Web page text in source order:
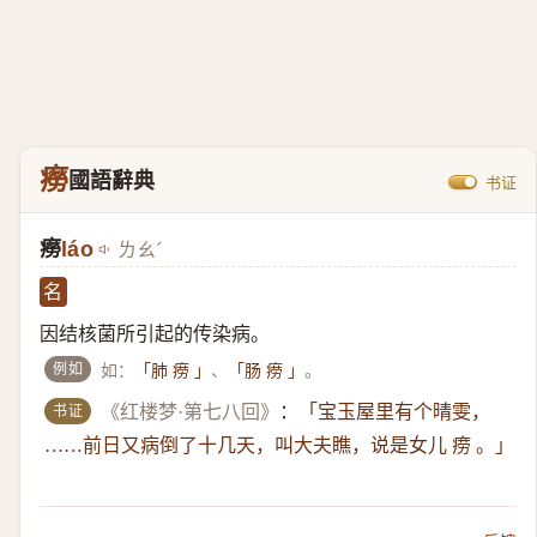
癆國語辭典 书证
癆 láo ㄌㄠˊ
名
因结核菌所引起的传染病。
例如 如： 「肺 痨 」 、 「肠 痨 」。
书证 《红楼梦·第七八回》 ：
「宝玉屋里有个晴雯，
……前日又病倒了十几天，叫大夫瞧，说是女儿 痨 。」